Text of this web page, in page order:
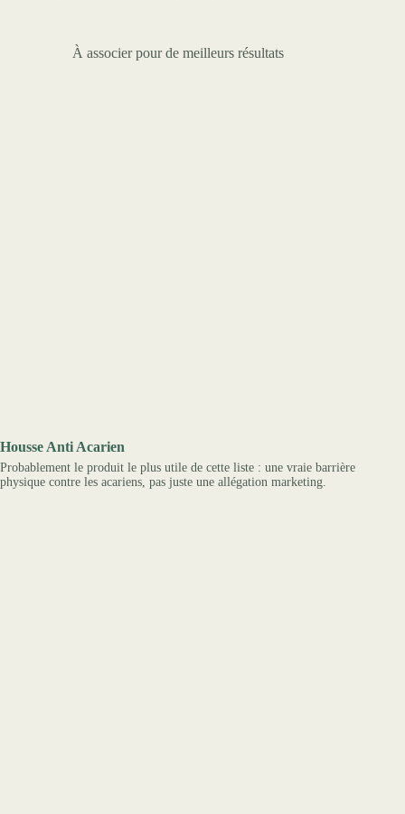
À associer pour de meilleurs résultats
Housse Anti Acarien
Probablement le produit le plus utile de cette liste : une vraie barrière
physique contre les acariens, pas juste une allégation marketing.